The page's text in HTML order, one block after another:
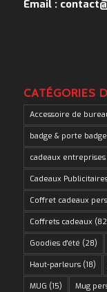
Email :
CATÉGORIES
Accessoire de
badge & porte badge
cadeaux entreprises
Cadeaux
Coffret cadeaux
Coffrets cadeaux
Goodies d'été (28)
Haut-parleurs(18)
MUG (15) Mug